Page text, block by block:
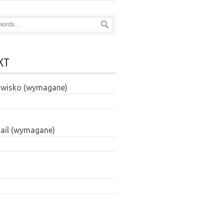
(wymagane)
(wymagane)